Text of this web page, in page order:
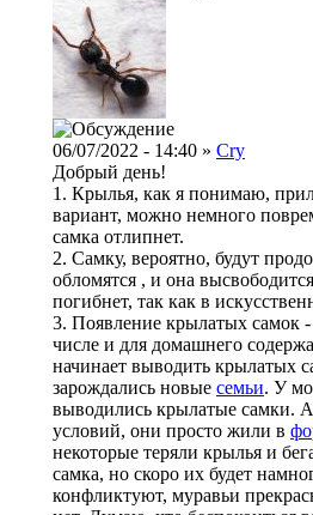
06/07/2022 - 14:40 » Cry
Добрый день!
1. Крылья, как я понимаю,
вариант, можно немного
самка отлипнет.
2. Самку, вероятно, будут
обломятся , и она
погибнет, так как в
3. Появление крылатых самок
числе и для домашнего
начинает выводить крылатых
зарождались новые семьи. У
выводились крылатые самки.
условий, они просто жили в
некоторые теряли крылья и
самка, но скоро их будет
конфликтуют, муравьи